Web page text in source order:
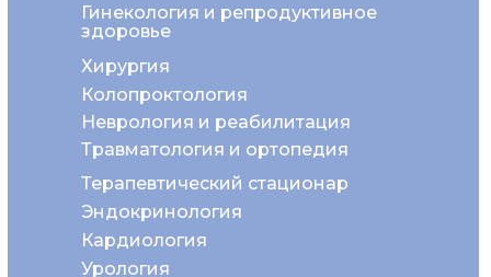
Неврология и реабилитация
Колопроктология
Хирургия
Гинекология и репродуктивное
здоровье
Травматология и ортопедия
Эндокринология
Терапевтический стационар
Кардиология
Урология